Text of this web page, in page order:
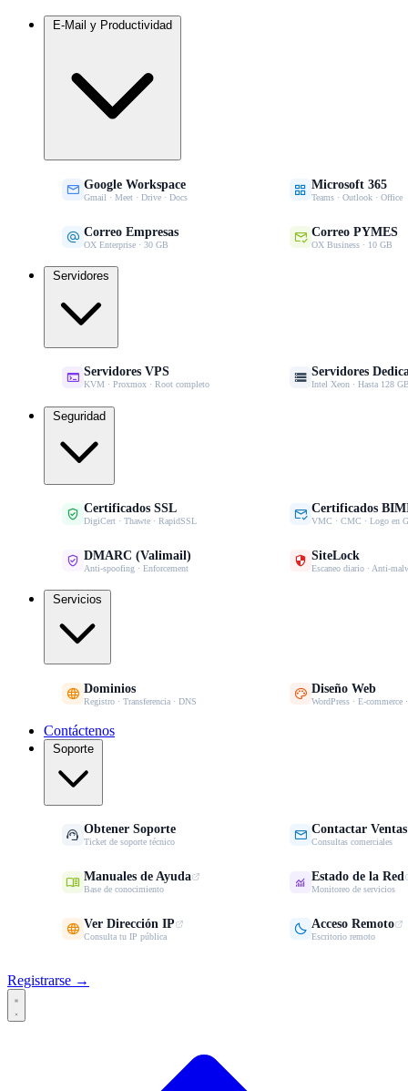
E-Mail y Productividad
 Google Workspace
Gmail · Meet · Drive · Docs  Microsoft 365
Teams · Outlook · Office
 Correo Empresas
OX Enterprise · 30 GB  Correo PYMES
OX Business · 10 GB
Servidores
 Servidores VPS
KVM · Proxmox · Root completo  Servidores
Intel Xeon · Hasta 128
Seguridad
 Certificados SSL
DigiCert · Thawte · RapidSSL  Certificados
VMC · CMC · Logo en
 DMARC (Valimail)
Anti-spoofing · Enforcement  SiteLock
Escaneo diario · Anti-
Servicios
 Dominios
Registro · Transferencia · DNS  Diseño Web
WordPress · E-commerce
Contáctenos
Soporte
 Obtener Soporte
Ticket de soporte técnico  Contactar Ventas
Consultas comerciales
 Manuales de Ayuda
Base de conocimiento  Estado de la Red
Monitoreo de servicios
 Ver Dirección IP
Consulta tu IP pública  Acceso Remoto
Escritorio remoto
Registrarse →